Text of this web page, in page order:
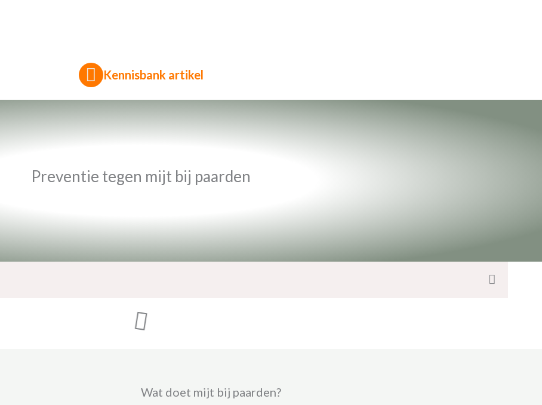
Kennisbank artikel
Preventie tegen mijt bij paarden
Wat doet mijt bij paarden?